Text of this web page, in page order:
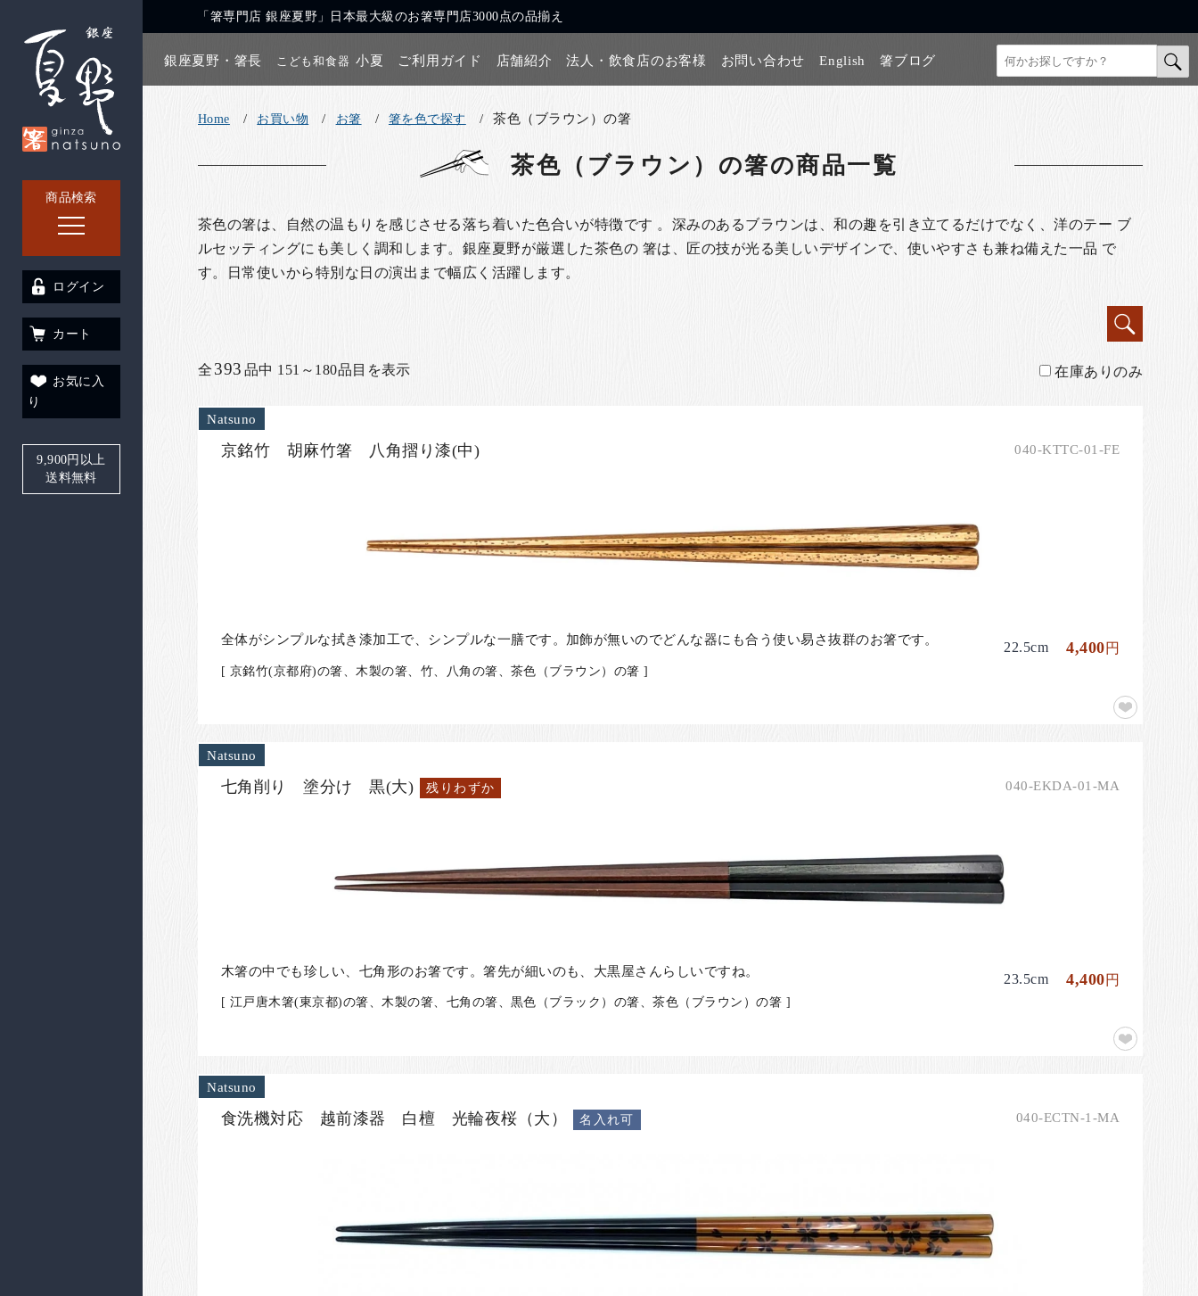
商品検索
「箸専門店 銀座夏野」日本最大級のお箸専門店3000点の品揃え
銀座夏野・箸長 こども和食器 小夏 ご利用ガイド 店舗紹介 法人・飲食店のお客様 お問い合わせ English 箸ブログ
ログイン
カート
お気に入
り
9,900円以上
送料無料
Home お買い物 お箸 箸を色で探す 茶色（ブラウン）の箸
茶色（ブラウン）の箸の商品一覧
茶色の箸は、自然の温もりを感じさせる落ち着いた色合いが特徴です 。深みのあるブラウンは、和の趣を引き立てるだけでなく、洋のテー ブ
ルセッティングにも美しく調和します。銀座夏野が厳選した茶色の 箸は、匠の技が光る美しいデザインで、使いやすさも兼ね備えた一品 で
す。日常使いから特別な日の演出まで幅広く活躍します。
全 393 品中 151～180品目を表示 在庫ありのみ
Natsuno
京銘竹 胡麻竹箸 八角摺り漆(中) 040-KTTC-01-FE
全体がシンプルな拭き漆加工で、シンプルな一膳です。加飾が無いのでどんな器にも合う使い易さ抜群のお箸です。
[ 京銘竹(京都府)の箸、木製の箸、竹、八角の箸、茶色（ブラウン）の箸 ]
22.5cm 4,400円
Natsuno
七角削り 塗分け 黒(大) 残りわずか 040-EKDA-01-MA
木箸の中でも珍しい、七角形のお箸です。箸先が細いのも、大黒屋さんらしいですね。
[ 江戸唐木箸(東京都)の箸、木製の箸、七角の箸、黒色（ブラック）の箸、茶色（ブラウン）の箸 ]
23.5cm 4,400円
Natsuno
食洗機対応 越前漆器 白檀 光輪夜桜（大） 名入れ可 040-ECTN-1-MA